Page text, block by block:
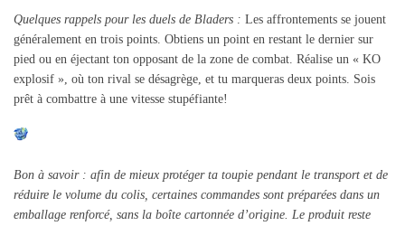
Quelques rappels pour les duels de Bladers : Les affrontements se jouent
généralement en trois points. Obtiens un point en restant le dernier sur
pied ou en éjectant ton opposant de la zone de combat. Réalise un « KO
explosif », où ton rival se désagrège, et tu marqueras deux points. Sois
prêt à combattre à une vitesse stupéfiante!
Bon à savoir : afin de mieux protéger ta toupie pendant le transport et de
réduire le volume du colis, certaines commandes sont préparées dans un
emballage renforcé, sans la boîte cartonnée d’origine. Le produit reste